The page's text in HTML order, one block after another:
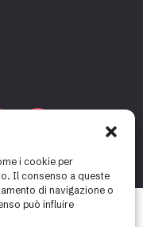
i cookie per
Il consenso a queste
di navigazione o
può influire
policy